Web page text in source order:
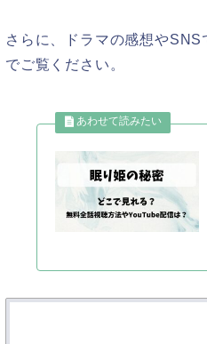
さらに、ドラマの感想や
でご覧ください。